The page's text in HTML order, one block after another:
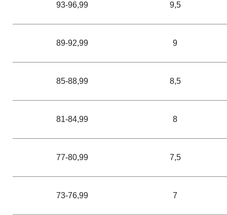
93-96,99 9,5
89-92,99 9
85-88,99 8,5
81-84,99 8
77-80,99 7,5
73-76,99 7